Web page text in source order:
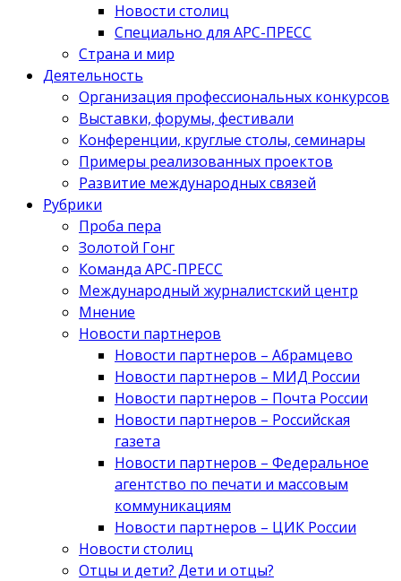
Новости столиц
Специально для АРС-ПРЕСС
Страна и мир
Деятельность
Организация профессиональных конкурсов
Выставки, форумы, фестивали
Конференции, круглые столы, семинары
Примеры реализованных проектов
Развитие международных связей
Рубрики
Проба пера
Золотой Гонг
Команда АРС-ПРЕСС
Международный журналистский центр
Мнение
Новости партнеров
Новости партнеров – Абрамцево
Новости партнеров – МИД России
Новости партнеров – Почта России
Новости партнеров – Российская
газета
Новости партнеров – Федеральное
агентство по печати и массовым
коммуникациям
Новости партнеров – ЦИК России
Новости столиц
Отцы и дети? Дети и отцы?